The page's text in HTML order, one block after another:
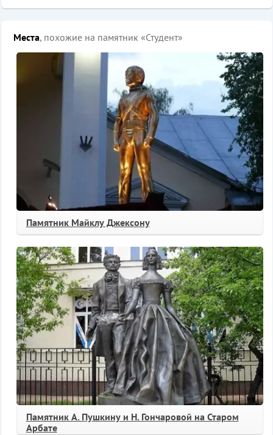
Места, похожие на памятник «Студент»
Памятник Майклу Джексону
Памятник А. Пушкину и Н. Гончаровой на Старом
Арбате